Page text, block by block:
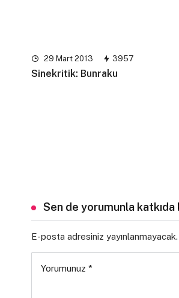
29 Mart 2013 3957
Sinekritik: Bunraku
Sen de yorumunla katkıda
E-posta adresiniz yayınlanmayacak.
Yorumunuz *